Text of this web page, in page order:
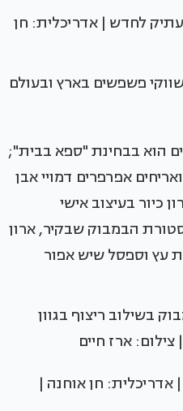
לחדש | אדריכלית: חן
פשפשים בארץ ובעולם
הוא בבחינת "ספא בבית";
אפרפרים דמויי אבן
כיור בעיצוב אישי
הבמבוק שבקיר, ארון
עץ וספסל שיש אפור
בשילוב ריצוף בגוון
ארז חיים
אדריכלית: חן אוחנה |